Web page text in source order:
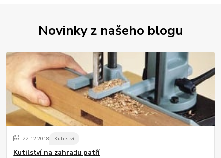
Novinky z našeho blogu
22.12.2018 Kutilství
Kutilství na zahradu patří